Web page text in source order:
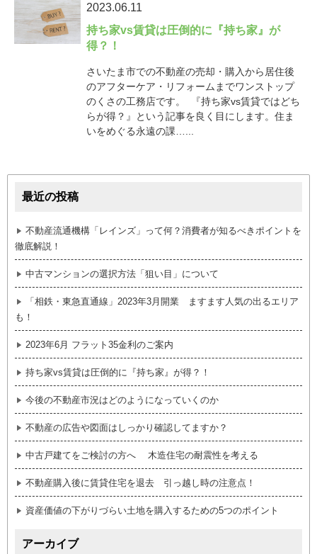
2023.06.11
持ち家vs賃貸は圧倒的に『持ち家』が
得？！
さいたま市での不動産の売却・購入から居住後
のアフターケア・リフォームまでワンストップ
のくさの工務店です。 『持ち家vs賃貸ではどち
らが得？』という記事を良く目にします。住ま
いをめぐる永遠の課…...
最近の投稿
不動産流通機構「レインズ」って何？消費者が知るべきポイントを
徹底解説！
中古マンションの選択方法「狙い目」について
「相鉄・東急直通線」2023年3月開業 ますます人気の出るエリア
も！
2023年6月 フラット35金利のご案内
持ち家vs賃貸は圧倒的に『持ち家』が得？！
今後の不動産市況はどのようになっていくのか
不動産の広告や図面はしっかり確認してますか？
中古戸建てをご検討の方へ 木造住宅の耐震性を考える
不動産購入後に賃貸住宅を退去 引っ越し時の注意点！
資産価値の下がりづらい土地を購入するための5つのポイント
アーカイブ